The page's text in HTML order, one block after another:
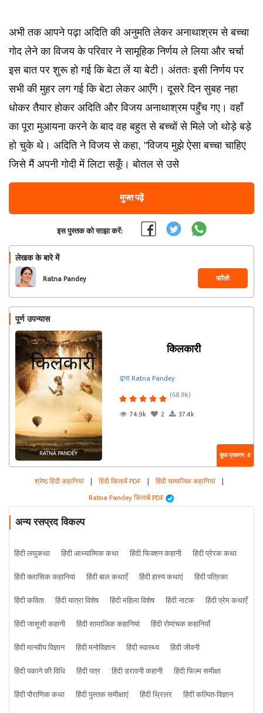
अभी तक आपने पढ़ा अदिति की अनुमति लेकर अनाथाश्रम से बच्चा
गोद लेने का विजय के परिवार ने सामूहिक निर्णय ले लिया और चर्चा
इस बात पर शुरू हो गई कि बेटा लें या बेटी। अंततः इसी निर्णय पर
सभी की मुहर लग गई कि बेटा लेकर आएँगे। दूसरे दिन सुबह नहा
धोकर तैयार होकर अदिति और विजय अनाथाश्रम पहुँच गए। वहाँ
का पूरा मुआयना करने के बाद वह बहुत से बच्चों से मिले जो थोड़े बड़े
हो चुके थे। अदिति ने विजय से कहा, "विजय मुझे ऐसा बच्चा चाहिए
जिसे मैं अपनी गोदी में लिटा सकूँ। बोतल से उसे
मुफ्त पढ़ें
इस पुस्तक को साझा करें:
लेखक के बारे में
Ratna Pandey फॉलो
पूर्ण उपन्यास
किलकारी
द्वारा Ratna Pandey
(68.9k)
74.9k
2 37.4k
कुल प्रकरण : 8
श्रेष्ठ हिंदी कहानियां | हिंदी किताबें PDF | हिंदी सामाजिक कहानियां |
Ratna Pandey किताबें PDF
अन्य रसप्रद विकल्प
हिंदी लघुकथा हिंदी आध्यात्मिक कथा हिंदी फिक्शन कहानी
हिंदी प्रेरक कथा
हिंदी क्लासिक कहानियां
हिंदी बाल कथाएँ हिंदी हास्य कथाएं
हिंदी पत्रिका
हिंदी कविता
हिंदी यात्रा विशेष हिंदी महिला विशेष हिंदी नाटक
हिंदी प्रेम कथाएँ
हिंदी जासूसी कहानी
हिंदी सामाजिक कहानियां
हिंदी रोमांचक कहानियाँ
हिंदी मानवीय विज्ञान
हिंदी मनोविज्ञान हिंदी स्वास्थ्य
हिंदी जीवनी
हिंदी पकाने की विधि
हिंदी पत्र हिंदी डरावनी कहानी
हिंदी फिल्म समीक्षा
हिंदी पौराणिक कथा
हिंदी पुस्तक समीक्षाएं हिंदी थ्रिलर
हिंदी कल्पित-विज्ञान